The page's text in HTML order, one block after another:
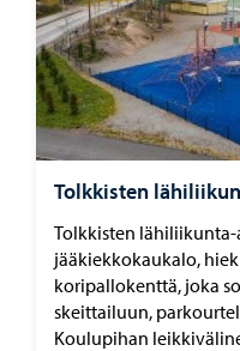
Tolkkisten
Tolkkisten
jääkiekkokaukalo,
koripallokenttä, joka
skeittailuun,
Koulupihan